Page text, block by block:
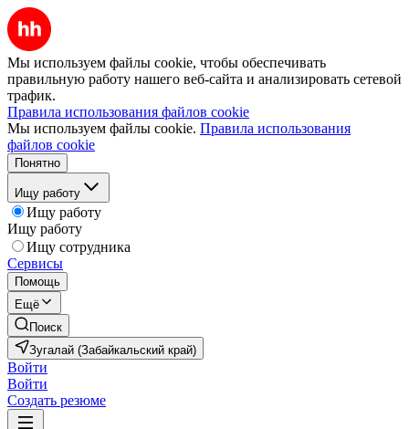
Мы используем файлы cookie, чтобы обеспечивать
правильную работу нашего веб-сайта и анализировать сетевой
трафик.
Правила использования файлов cookie
Мы используем файлы cookie. Правила использования
файлов cookie
Понятно
Ищу работу
Ищу работу
Ищу работу
Ищу сотрудника
Сервисы
Помощь
Ещё
Поиск
Зугалай (Забайкальский край)
Войти
Войти
Создать резюме